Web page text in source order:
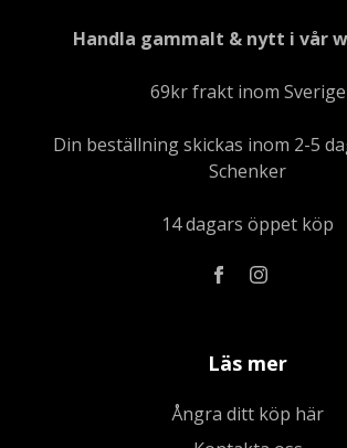
Handla gammalt & nytt i vår
69kr frakt inom Sverige
Din beställning skickas inom 2-5
Schenker
14 dagars öppet köp
Läs mer
Ångra ditt köp här